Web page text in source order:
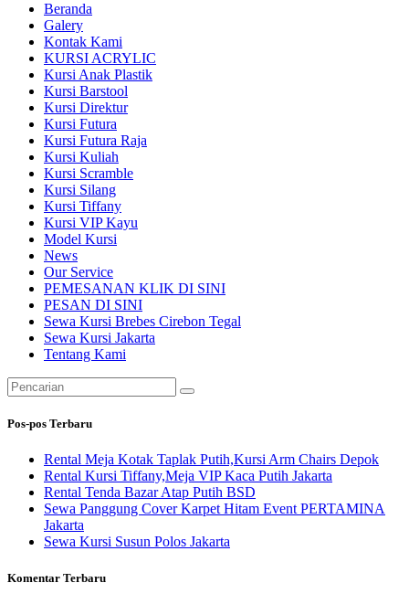
Beranda
Galery
Kontak Kami
KURSI ACRYLIC
Kursi Anak Plastik
Kursi Barstool
Kursi Direktur
Kursi Futura
Kursi Futura Raja
Kursi Kuliah
Kursi Scramble
Kursi Silang
Kursi Tiffany
Kursi VIP Kayu
Model Kursi
News
Our Service
PEMESANAN KLIK DI SINI
PESAN DI SINI
Sewa Kursi Brebes Cirebon Tegal
Sewa Kursi Jakarta
Tentang Kami
Pencarian
untuk:
Pos-pos Terbaru
Rental Meja Kotak Taplak Putih,Kursi Arm Chairs Depok
Rental Kursi Tiffany,Meja VIP Kaca Putih Jakarta
Rental Tenda Bazar Atap Putih BSD
Sewa Panggung Cover Karpet Hitam Event PERTAMINA
Jakarta
Sewa Kursi Susun Polos Jakarta
Komentar Terbaru